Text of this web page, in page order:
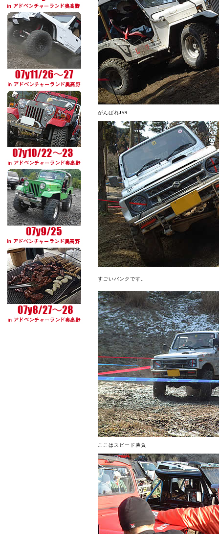
がんばれJ59
すごいバンクです。
ここはスピード勝負